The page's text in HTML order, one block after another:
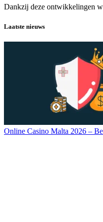
Dankzij deze ontwikkelingen
Laatste nieuws
Online Casino Malta 2026 –